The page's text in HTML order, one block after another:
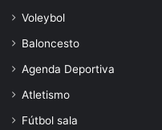
Voleybol
Baloncesto
Agenda Deportiva
Atletismo
Fútbol sala